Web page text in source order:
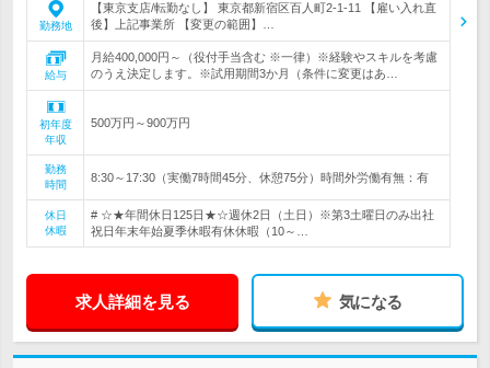
勤務地
【東京支店/転勤なし】 東京都新宿区百人町2-1-11 【雇い入れ直
後】上記事業所 【変更の範囲】…
給与
月給400,000円～（役付手当含む ※一律）※経験やスキルを考慮
のうえ決定します。※試用期間3か月（条件に変更はあ…
初年度
年収
500万円～900万円
勤務
時間
8:30～17:30（実働7時間45分、休憩75分）時間外労働有無：有
休日
休暇
# ☆★年間休日125日★☆週休2日（土日）※第3土曜日のみ出社
祝日年末年始夏季休暇有休休暇（10～…
求人詳細を見る 気になる